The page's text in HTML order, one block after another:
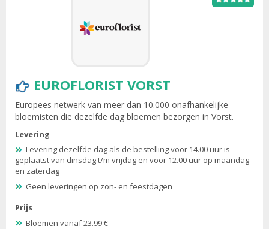
EUROFLORIST VORST
Europees netwerk van meer dan 10.000 onafhankelijke
bloemisten die dezelfde dag bloemen bezorgen in Vorst.
Levering
Levering dezelfde dag als de bestelling voor 14.00 uur is
geplaatst van dinsdag t/m vrijdag en voor 12.00 uur op maandag
en zaterdag
Geen leveringen op zon- en feestdagen
Prijs
Bloemen vanaf 23.99 €